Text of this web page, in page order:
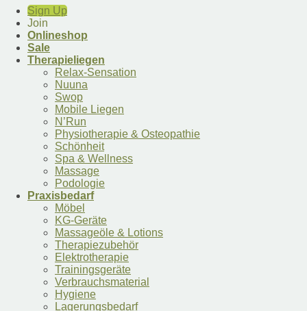
Sign Up
Join
Onlineshop
Sale
Therapieliegen
Relax-Sensation
Nuuna
Swop
Mobile Liegen
N’Run
Physiotherapie & Osteopathie
Schönheit
Spa & Wellness
Massage
Podologie
Praxisbedarf
Möbel
KG-Geräte
Massageöle & Lotions
Therapiezubehör
Elektrotherapie
Trainingsgeräte
Verbrauchsmaterial
Hygiene
Lagerungsbedarf